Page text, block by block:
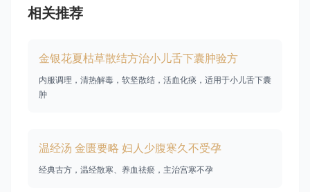
相关推荐
金银花夏枯草散结方治小儿舌下囊肿验方
内服调理，清热解毒，软坚散结，活血化痰，适用于小儿舌下囊
肿
温经汤 金匮要略 妇人少腹寒久不受孕
经典古方，温经散寒、养血祛瘀，主治宫寒不孕